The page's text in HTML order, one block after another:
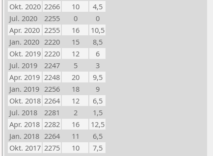
Okt. 2020 2266 10
4,5
Jul. 2020
2255 0
0
Apr. 2020 2255 16
10,5
Jan. 2020 2220 15
8,5
Okt. 2019 2220 12
6
Jul. 2019
2247 5
3
Apr. 2019 2248 20
9,5
Jan. 2019 2256 18
9
Okt. 2018 2264 12
6,5
Jul. 2018
2281 2
1,5
Apr. 2018 2282 16
12,5
Jan. 2018 2264 11
6,5
Okt. 2017 2275 10
7,5